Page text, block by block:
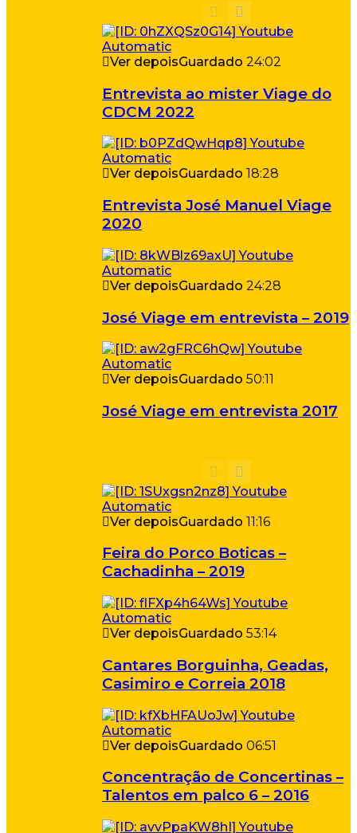
Ver depoisGuardado 24:02
Entrevista ao mister Viage do
CDCM 2022
Ver depoisGuardado 18:28
Entrevista José Manuel Viage
2020
Ver depoisGuardado 24:28
José Viage em entrevista – 2019
Ver depoisGuardado 50:11
José Viage em entrevista 2017
Ver depoisGuardado 11:16
Feira do Porco Boticas –
Cachadinha – 2019
Ver depoisGuardado 53:14
Cantares Borguinha, Geadas,
Casimiro e Correia 2018
Ver depoisGuardado 06:51
Concentração de Concertinas –
Talentos em palco 6 – 2016